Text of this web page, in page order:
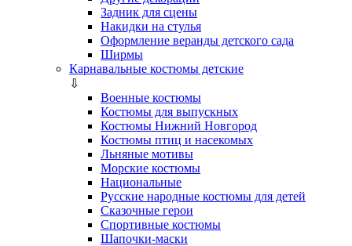
Задник для сцены
Накидки на стулья
Оформление веранды детского сада
Ширмы
Карнавальные костюмы детские
⇩
Военные костюмы
Костюмы для выпускных
Костюмы Нижний Новгород
Костюмы птиц и насекомых
Льняные мотивы
Морские костюмы
Национальные
Русские народные костюмы для детей
Сказочные герои
Спортивные костюмы
Шапочки-маски